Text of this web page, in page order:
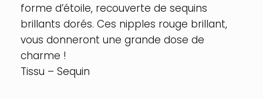
forme d’étoile, recouverte de sequins
brillants dorés. Ces nipples rouge brillant,
vous donneront une grande dose de
charme !
Tissu – Sequin